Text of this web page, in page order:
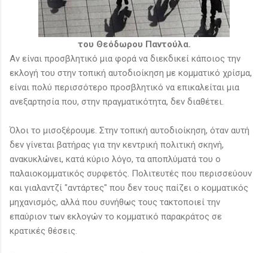
του Θεόδωρου Παντούλα.
Αν είναι προσβλητικό μια φορά να διεκδικεί κάποιος την
εκλογή του στην τοπική αυτοδιοίκηση με κομματικό χρίσμα,
είναι πολύ περισσότερο προσβλητικό να επικαλείται μια
ανεξαρτησία που, στην πραγματικότητα, δεν διαθέτει.
Όλοι το μισοξέρουμε. Στην τοπική αυτοδιοίκηση, όταν αυτή
δεν γίνεται βατήρας για την κεντρική πολιτική σκηνή,
ανακυκλώνει, κατά κύριο λόγο, τα αποπλύματά του ο
παλαιοκομματικός συρφετός. Πολιτευτές που περισσεύουν
και γιαλαντζί "αντάρτες" που δεν τους παίζει ο κομματικός
μηχανισμός, αλλά που συνήθως τους τακτοποιεί την
επαύριον των εκλογών το κομματικό παρακράτος σε
κρατικές θέσεις.